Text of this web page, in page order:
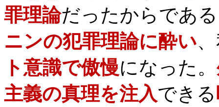
罪理論だったからであ
ニンの犯罪理論に酔い
ト意識で傲慢になった。
主義の真理を注入できる